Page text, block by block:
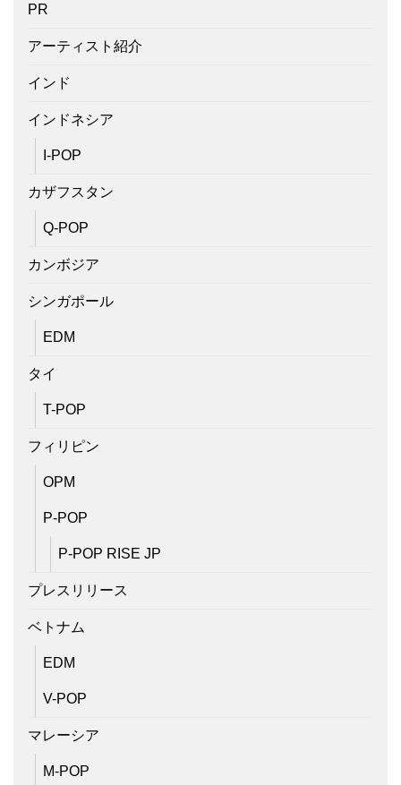
PR
アーティスト紹介
インド
インドネシア
I-POP
カザフスタン
Q-POP
カンボジア
シンガポール
EDM
タイ
T-POP
フィリピン
OPM
P-POP
P-POP RISE JP
プレスリリース
ベトナム
EDM
V-POP
マレーシア
M-POP